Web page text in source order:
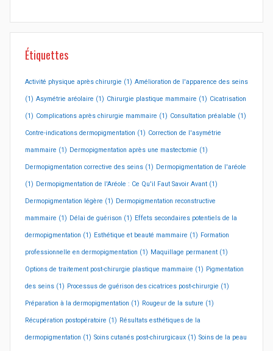
Étiquettes
Activité physique après chirurgie (1) Amélioration de l'apparence des seins
(1) Asymétrie aréolaire (1) Chirurgie plastique mammaire (1) Cicatrisation
(1) Complications après chirurgie mammaire (1) Consultation préalable (1)
Contre-indications dermopigmentation (1) Correction de l'asymétrie
mammaire (1) Dermopigmentation après une mastectomie (1)
Dermopigmentation corrective des seins (1) Dermopigmentation de l'aréole
(1) Dermopigmentation de l'Aréole : Ce Qu'il Faut Savoir Avant (1)
Dermopigmentation légère (1) Dermopigmentation reconstructive
mammaire (1) Délai de guérison (1) Effets secondaires potentiels de la
dermopigmentation (1) Esthétique et beauté mammaire (1) Formation
professionnelle en dermopigmentation (1) Maquillage permanent (1)
Options de traitement post-chirurgie plastique mammaire (1) Pigmentation
des seins (1) Processus de guérison des cicatrices post-chirurgie (1)
Préparation à la dermopigmentation (1) Rougeur de la suture (1)
Récupération postopératoire (1) Résultats esthétiques de la
dermopigmentation (1) Soins cutanés post-chirurgicaux (1) Soins de la peau